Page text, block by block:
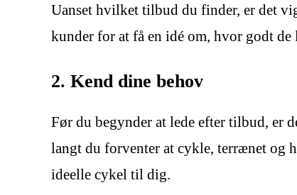
Uanset hvilket tilbud du finder, er det
kunder for at få en idé om, hvor godt de
2. Kend dine behov
Før du begynder at lede efter tilbud, er
langt du forventer at cykle, terrænet og
ideelle cykel til dig.